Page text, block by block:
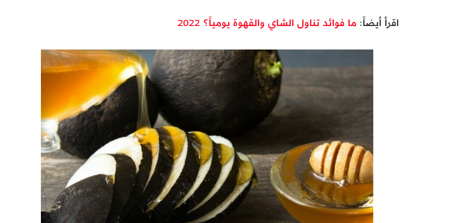
اقرأ أيضاً:ما فوائد تناول الشاي والقهوة يومياً؟ 2022